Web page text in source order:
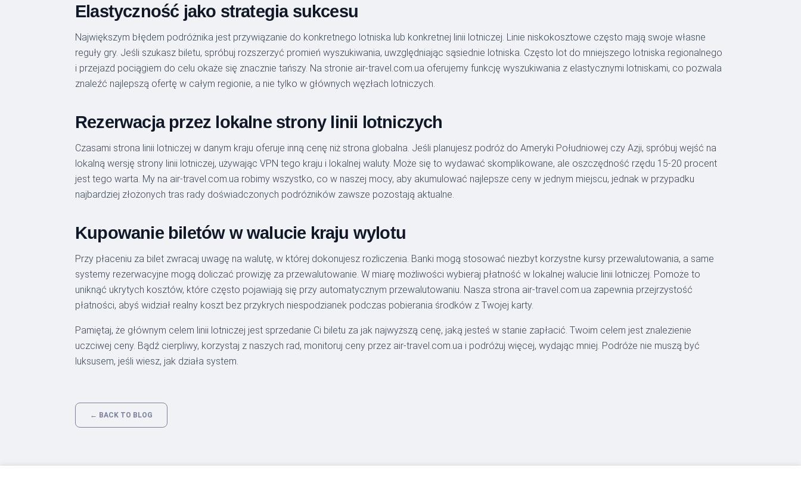
Elastyczność jako strategia sukcesu
Największym błędem podróżnika jest przywiązanie do konkretnego lotniska lub konkretnej linii lotniczej. Linie niskokosztowe często mają swoje własne
reguły gry. Jeśli szukasz biletu, spróbuj rozszerzyć promień wyszukiwania, uwzględniając sąsiednie lotniska. Często lot do mniejszego lotniska regionalnego
i przejazd pociągiem do celu okaże się znacznie tańszy. Na stronie air-travel.com.ua oferujemy funkcję wyszukiwania z elastycznymi lotniskami, co pozwala
znaleźć najlepszą ofertę w całym regionie, a nie tylko w głównych węzłach lotniczych.
Rezerwacja przez lokalne strony linii lotniczych
Czasami strona linii lotniczej w danym kraju oferuje inną cenę niż strona globalna. Jeśli planujesz podróż do Ameryki Południowej czy Azji, spróbuj wejść na
lokalną wersję strony linii lotniczej, używając VPN tego kraju i lokalnej waluty. Może się to wydawać skomplikowane, ale oszczędność rzędu 15-20 procent
jest tego warta. My na air-travel.com.ua robimy wszystko, co w naszej mocy, aby akumulować najlepsze ceny w jednym miejscu, jednak w przypadku
najbardziej złożonych tras rady doświadczonych podróżników zawsze pozostają aktualne.
Kupowanie biletów w walucie kraju wylotu
Przy płaceniu za bilet zwracaj uwagę na walutę, w której dokonujesz rozliczenia. Banki mogą stosować niezbyt korzystne kursy przewalutowania, a same
systemy rezerwacyjne mogą doliczać prowizję za przewalutowanie. W miarę możliwości wybieraj płatność w lokalnej walucie linii lotniczej. Pomoże to
uniknąć ukrytych kosztów, które często pojawiają się przy automatycznym przewalutowaniu. Nasza strona air-travel.com.ua zapewnia przejrzystość
płatności, abyś widział realny koszt bez przykrych niespodzianek podczas pobierania środków z Twojej karty.
Pamiętaj, że głównym celem linii lotniczej jest sprzedanie Ci biletu za jak najwyższą cenę, jaką jesteś w stanie zapłacić. Twoim celem jest znalezienie
uczciwej ceny. Bądź cierpliwy, korzystaj z naszych rad, monitoruj ceny przez air-travel.com.ua i podróżuj więcej, wydając mniej. Podróże nie muszą być
luksusem, jeśli wiesz, jak działa system.
← BACK TO BLOG